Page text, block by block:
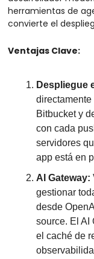
herramientas de
convierte el
Ventajas Clave:
Despliegue
Bitbucket y
con cada
servidores
app está en
AI Gateway:
gestionar
desde
source. El AI
el caché de